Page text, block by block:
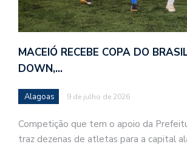
MACEIÓ RECEBE COPA DO
DOWN,…
Alagoas 9 de julho de 2026
Competição que tem o apoio da
traz dezenas de atletas para a capital